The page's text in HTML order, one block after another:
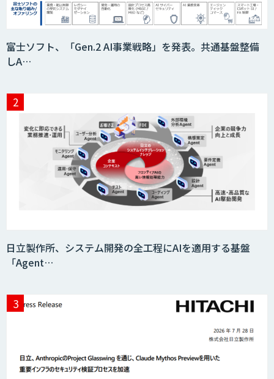
富士ソフト、「Gen.2 AI事業戦略」を発表。共通基盤整備
しA…
日立製作所、システム開発の全工程にAIを適用する基盤
「Agent…